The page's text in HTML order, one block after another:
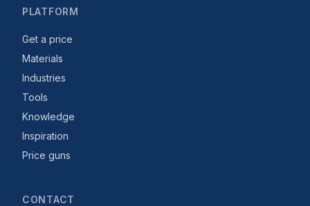
PLATFORM
Get a price
Materials
Industries
Tools
Knowledge
Inspiration
Price guns
CONTACT